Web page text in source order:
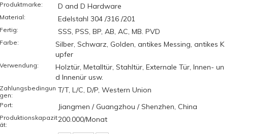
Produktmarke: D and D Hardware
Material: Edelstahl 304 /316 /201
Fertig: SSS, PSS, BP, AB, AC, MB. PVD
Farbe:
Silber, Schwarz, Golden, antikes Messing, antikes K
upfer
Verwendung:
Holztür, Metalltür, Stahltür, Externale Tür, Innen- un
d Innenür usw.
Zahlungsbedingun
gen:
T/T, L/C, D/P, Western Union
Port: Jiangmen / Guangzhou / Shenzhen, China
Produktionskapazit
ät:
200.000/Monat